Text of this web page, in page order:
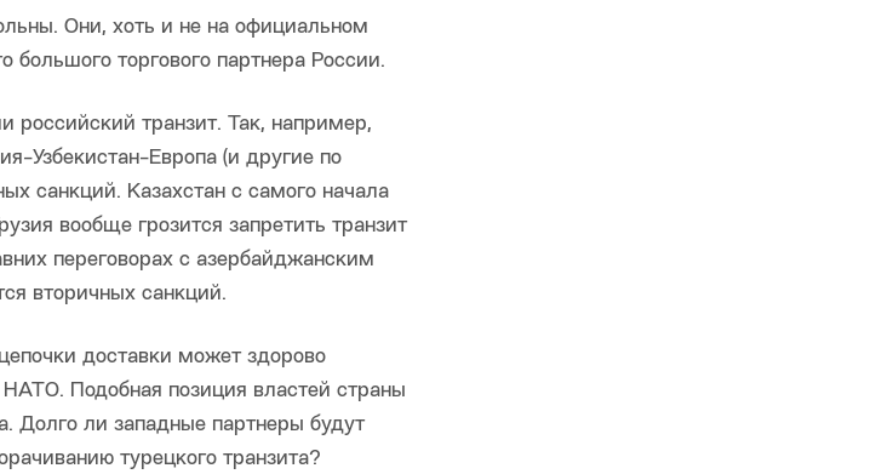
Они, хоть и не на официальном
большого торгового партнера России.
транзит. Так, например,
Узбекистан-Европа (и другие по
санкций. Казахстан с самого начала
вообще грозится запретить транзит
переговорах с азербайджанским
вторичных санкций.
доставки может здорово
Подобная позиция властей страны
Долго ли западные партнеры будут
турецкого транзита?